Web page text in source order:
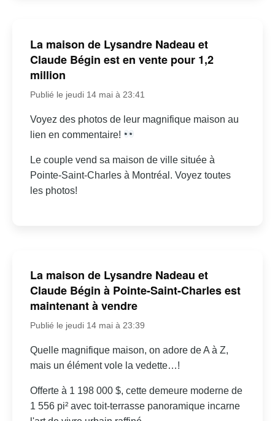
La maison de Lysandre Nadeau et
Claude Bégin est en vente pour 1,2
million
Publié le jeudi 14 mai à 23:41
Voyez des photos de leur magnifique maison au
lien en commentaire!
Le couple vend sa maison de ville située à
Pointe-Saint-Charles à Montréal. Voyez toutes
les photos!
La maison de Lysandre Nadeau et
Claude Bégin à Pointe-Saint-Charles est
maintenant à vendre
Publié le jeudi 14 mai à 23:39
Quelle magnifique maison, on adore de A à Z,
mais un élément vole la vedette…!
Offerte à 1 198 000 $, cette demeure moderne de
1 556 pi² avec toit-terrasse panoramique incarne